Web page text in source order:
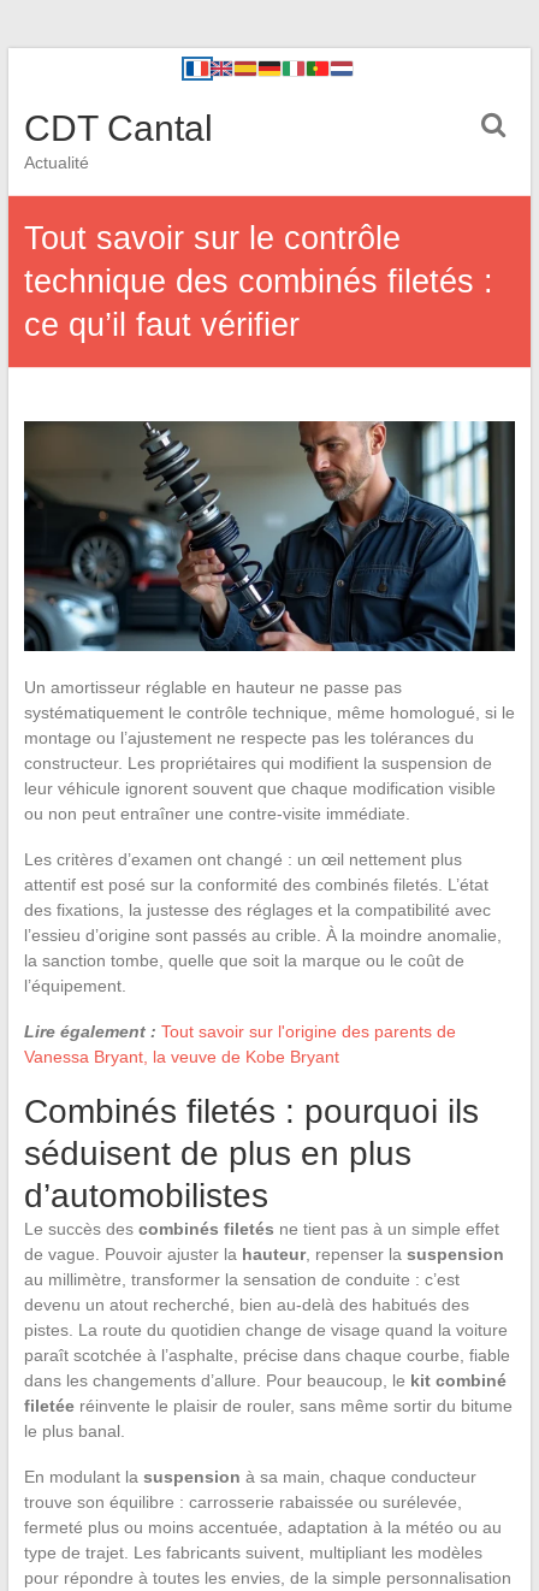
CDT Cantal
Actualité
Tout savoir sur le contrôle
technique des combinés filetés :
ce qu’il faut vérifier
Un amortisseur réglable en hauteur ne passe pas
systématiquement le contrôle technique, même homologué, si le
montage ou l’ajustement ne respecte pas les tolérances du
constructeur. Les propriétaires qui modifient la suspension de
leur véhicule ignorent souvent que chaque modification visible
ou non peut entraîner une contre-visite immédiate.
Les critères d’examen ont changé : un œil nettement plus
attentif est posé sur la conformité des combinés filetés. L’état
des fixations, la justesse des réglages et la compatibilité avec
l’essieu d’origine sont passés au crible. À la moindre anomalie,
la sanction tombe, quelle que soit la marque ou le coût de
l’équipement.
Lire également : Tout savoir sur l'origine des parents de
Vanessa Bryant, la veuve de Kobe Bryant
Combinés filetés : pourquoi ils
séduisent de plus en plus
d’automobilistes
Le succès des combinés filetés ne tient pas à un simple effet
de vague. Pouvoir ajuster la hauteur, repenser la suspension
au millimètre, transformer la sensation de conduite : c’est
devenu un atout recherché, bien au-delà des habitués des
pistes. La route du quotidien change de visage quand la voiture
paraît scotchée à l’asphalte, précise dans chaque courbe, fiable
dans les changements d’allure. Pour beaucoup, le kit combiné
filetéeréinvente le plaisir de rouler, sans même sortir du bitume
le plus banal.
En modulant la suspension à sa main, chaque conducteur
trouve son équilibre : carrosserie rabaissée ou surélevée,
fermeté plus ou moins accentuée, adaptation à la météo ou au
type de trajet. Les fabricants suivent, multipliant les modèles
pour répondre à toutes les envies, de la simple personnalisation